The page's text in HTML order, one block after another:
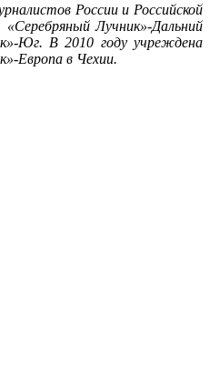
России и Российской
, «Серебряный Лучник»-Дальний
Юг. В 2010 году учреждена
Европа в Чехии.